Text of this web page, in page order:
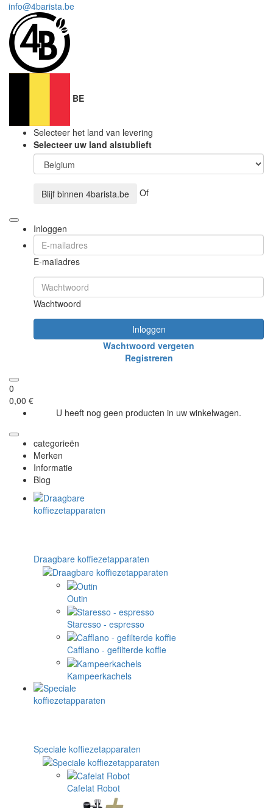
info@4barista.be
BE
Selecteer het land van levering
Selecteer uw land alstublieft
Blijf binnen 4barista.be Of
Inloggen
E-mailadres
Wachtwoord
Inloggen
Wachtwoord vergeten
Registreren
0
0,00 €
U heeft nog geen producten in uw winkelwagen.
categorieën
Merken
Informatie
Blog
Draagbare koffiezetapparaten
Outin
Staresso - espresso
Cafflano - gefilterde koffie
Kampeerkachels
Speciale koffiezetapparaten
Cafelat Robot